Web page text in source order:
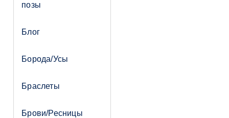
позы
Блог
Борода/Усы
Браслеты
Брови/Ресницы